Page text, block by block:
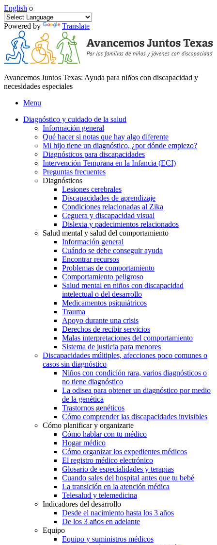
English o
Powered by Translate
Avancemos Juntos Texas: Ayuda para niños con discapacidad y
necesidades especiales
Menu
Diagnóstico y cuidado de la salud
Información general
Qué hacer si notas que hay algo diferente
Mi hijo tiene un diagnóstico, ¿por dónde empiezo?
Diagnósticos para discapacidades
Intervención Temprana en la Infancia (ECI)
Preguntas frecuentes
Diagnósticos
Lesiones cerebrales
Discapacidades de aprendizaje
Condiciones relacionadas al Zika
Ceguera y discapacidad visual
Dislexia y padecimientos relacionados
Salud mental y salud del comportamiento
Información general
Cuándo se debe conseguir ayuda
Encontrar recursos
Problemas de comportamiento
Comportamiento peligroso
Salud mental en niños con discapacidad
intelectual o del desarrollo
Medicamentos psiquiátricos
Trauma
Apoyo durante una crisis
Derechos de recibir servicios
Malas interpretaciones del comportamiento
Sistema de justicia para menores
Discapacidades múltiples, afecciones poco comunes o
casos sin diagnóstico
Niños con condición rara, varios diagnósticos o
no tiene diagnóstico
La odisea para obtener un diagnóstico por medio
de la genética
Trastornos genéticos
Cómo comprender las discapacidades invisibles
Cómo planificar y organizarte
Cómo hablar con tu médico
Hogar médico
Cómo organizar los expedientes médicos
El registro médico electrónico
Glosario de especialidades y terapias
Cuando sales del hospital antes que tu bebé
La transición en la atención médica
Telesalud y telemedicina
Indicadores del desarrollo
Desde el nacimiento hasta los 3 años
De los 3 años en adelante
Equipo
Equipo y suministros médicos